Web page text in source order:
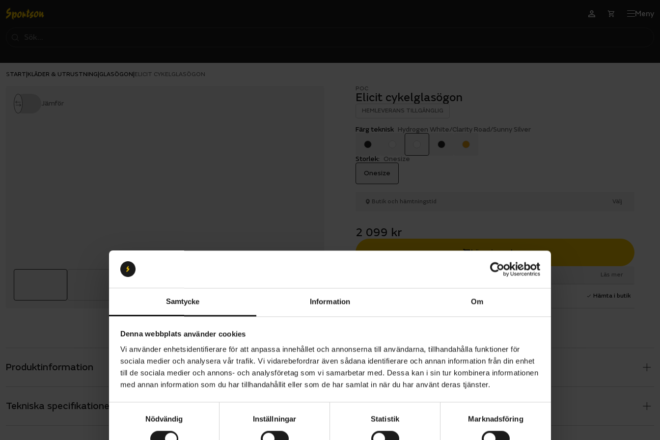
Samtycke Information Om
Denna webbplats använder cookies
Vi använder enhetsidentifierare för att anpassa innehållet och annonserna till användarna, tillhandahålla funktioner för
sociala medier och analysera vår trafik. Vi vidarebefordrar även sådana identifierare och annan information från din enhet
till de sociala medier och annons- och analysföretag som vi samarbetar med. Dessa kan i sin tur kombinera informationen
med annan information som du har tillhandahållit eller som de har samlat in när du har använt deras tjänster.
S
Nödvändig Inställningar Statistik Marknadsföring
Meny
START KLÄDER & UTRUSTNING GLASÖGON ELICIT CYKELGLASÖGON
Jämför
POC
Elicit cykelglasögon
HEMLEVERANS TILLGÄNGLIG
Färg teknisk Hydrogen White/Clarity Road/Sunny Silver
Storlek: Onesize
Onesize
Butik och hämtningstid Välj
2 099 kr
Lägg i varukorg
Läs mer
Hämta i butik
Produktinformation
Poc Elicit har utvecklats med målet att minska vikten och samtidigt tillföra stil.
Dessa cykelglasögon väger så lite att de knappt märks när du bär dem, men
vikt med optimal synprestanda.
Tekniska specifikationer Allmänt
ANVÄNDARE